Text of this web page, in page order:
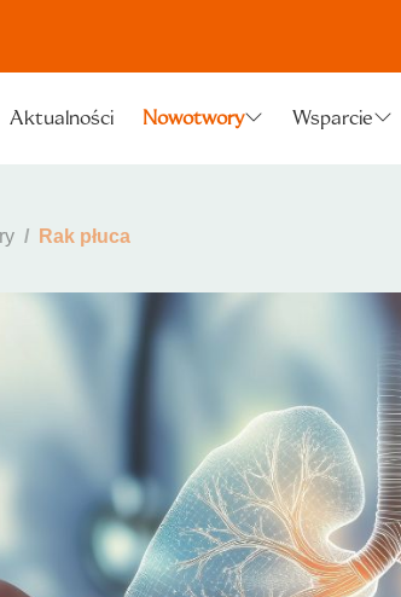
Aktualności Nowotwory Wsparcie
Rak płuca